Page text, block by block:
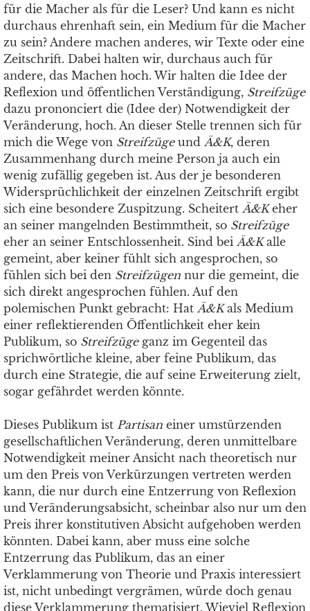
für die Macher als für die Leser? Und kann es nicht
durchaus ehrenhaft sein, ein Medium für die Macher
zu sein? Andere machen anderes, wir Texte oder eine
Zeitschrift. Dabei halten wir, durchaus auch für
andere, das Machen hoch. Wir halten die Idee der
Reflexion und öffentlichen Verständigung, Streifzüge
dazu prononciert die (Idee der) Notwendigkeit der
Veränderung, hoch. An dieser Stelle trennen sich für
mich die Wege von Streifzügeund Ä&K, deren
Zusammenhang durch meine Person ja auch ein
wenig zufällig gegeben ist. Aus der je besonderen
Widersprüchlichkeit der einzelnen Zeitschrift ergibt
sich eine besondere Zuspitzung. Scheitert Ä&Keher
an seiner mangelnden Bestimmtheit, so Streifzüge
eher an seiner Entschlossenheit. Sind bei Ä&Kalle
gemeint, aber keiner fühlt sich angesprochen, so
fühlen sich bei den Streifzügen nur die gemeint, die
sich direkt angesprochen fühlen. Auf den
polemischen Punkt gebracht: Hat Ä&Kals Medium
einer reflektierenden Öffentlichkeit eher kein
Publikum, so Streifzügeganz im Gegenteil das
sprichwörtliche kleine, aber feine Publikum, das
durch eine Strategie, die auf seine Erweiterung zielt,
sogar gefährdet werden könnte.
Dieses Publikum ist Partisan einer umstürzenden
gesellschaftlichen Veränderung, deren unmittelbare
Notwendigkeit meiner Ansicht nach theoretisch nur
um den Preis von Verkürzungen vertreten werden
kann, die nur durch eine Entzerrung von Reflexion
und Veränderungsabsicht, scheinbar also nur um den
Preis ihrer konstitutiven Absicht aufgehoben werden
könnten. Dabei kann, aber muss eine solche
Entzerrung das Publikum, das an einer
Verklammerung von Theorie und Praxis interessiert
ist, nicht unbedingt vergrämen, würde doch genau
diese Verklammerung thematisiert. Wieviel Reflexion